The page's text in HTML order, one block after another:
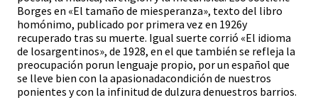
Borges en «El tamaño de miesperanza», texto del libro
homónimo, publicado por primera vez en 1926y
recuperado tras su muerte. Igual suerte corrió «El idioma
de losargentinos», de 1928, en el que también se refleja la
preocupación porun lenguaje propio, por un español que
se lleve bien con la apasionadacondición de nuestros
ponientes y con la infinitud de dulzura denuestros barrios.